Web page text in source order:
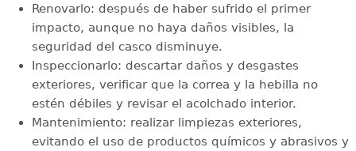
Renovarlo: después de haber sufrido el primer
impacto, aunque no haya daños visibles, la
seguridad del casco disminuye.
Inspeccionarlo: descartar daños y desgastes
exteriores, verificar que la correa y la hebilla no
estén débiles y revisar el acolchado interior.
Mantenimiento: realizar limpiezas exteriores,
evitando el uso de productos químicos y abrasivos y